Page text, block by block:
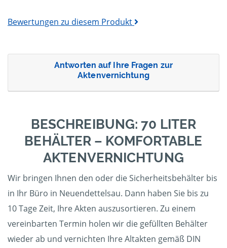
Bewertungen zu diesem Produkt
Antworten auf Ihre Fragen zur
Aktenvernichtung
BESCHREIBUNG: 70 LITER
BEHÄLTER – KOMFORTABLE
AKTENVERNICHTUNG
Wir bringen Ihnen den oder die Sicherheitsbehälter bis
in Ihr Büro in Neuendettelsau. Dann haben Sie bis zu
10 Tage Zeit, Ihre Akten auszusortieren. Zu einem
vereinbarten Termin holen wir die gefüllten Behälter
wieder ab und vernichten Ihre Altakten gemäß DIN